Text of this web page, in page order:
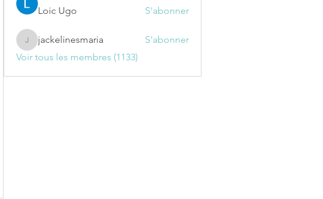
Loic Ugo S'abonner
jackelinesmaria
jackelinesmaria
S'abonner
Voir tous les membres (1133)